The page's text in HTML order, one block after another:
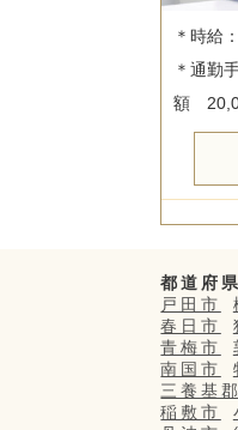
＊時給
＊通勤
都道府
戸田市
春日市
青梅市
南国市
三養基郡
稲敷市